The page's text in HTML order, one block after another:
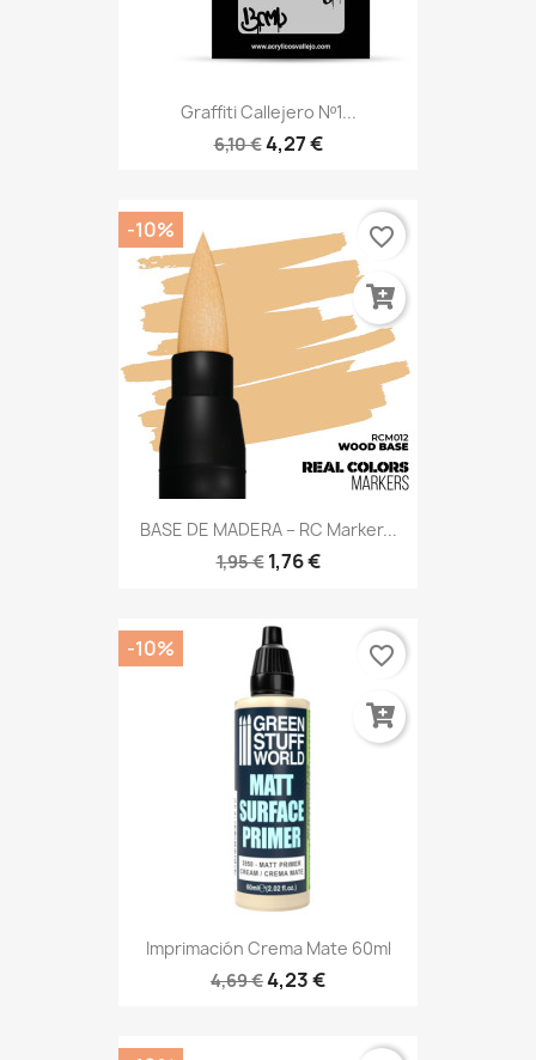
Graffiti Callejero Nº1...
6,10 €4,27 €
BASE DE MADERA – RC Marker...
1,95 € 1,76 €
-10% favorite_border
Imprimación Crema Mate 60ml
4,69 €4,23 €
-10% favorite_border